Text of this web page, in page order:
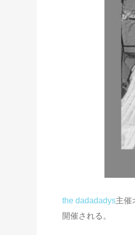
the dadadadys主催
開催される。